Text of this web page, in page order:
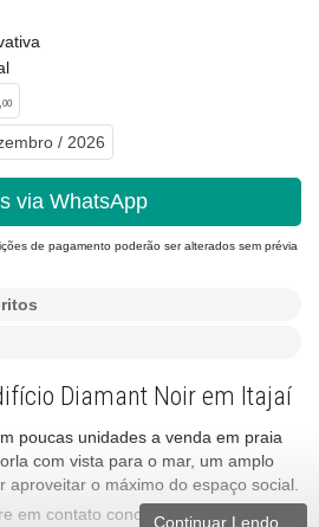
00
/ 2026
via WhatsApp
de pagamento poderão ser alterados sem prévia
Diamant Noir em Itajaí
poucas unidades a venda em praia
com vista para o mar, um amplo
aproveitar o máximo do espaço social.
em contato conosco.Continuar Lendo...